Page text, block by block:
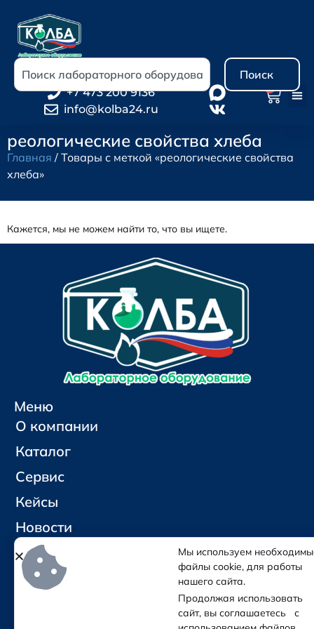
Поиск
+7 473 200 9136
info@kolba24.ru
реологические свойства хлеба
Главная / Товары с меткой «реологические свойства
хлеба»
Кажется, мы не можем найти то, что вы ищете.
Меню
О компании
Каталог
Сервис
Кейсы
Новости
Контакты
Социальные сети и контакты
Мы используем
файлы cookie, для работы
нашего сайта.
Продолжая использовать
сайт, вы соглашаетесь с